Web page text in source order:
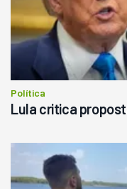
Política
Lula critica